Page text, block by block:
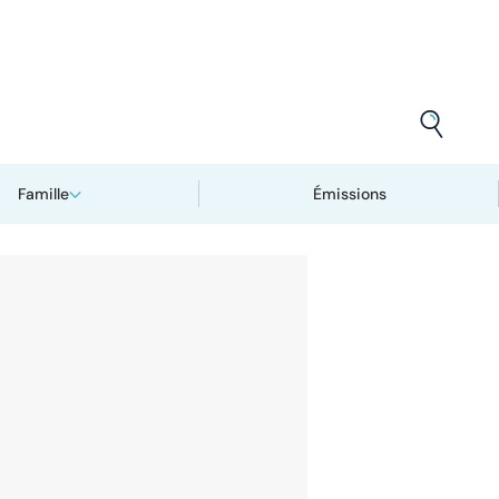
Famille Émissions